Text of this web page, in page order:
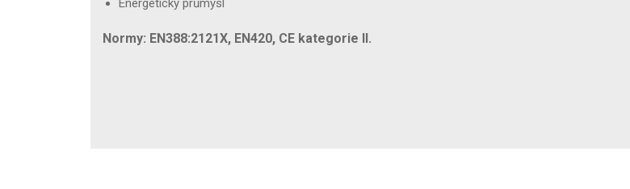
Normy: EN388:2121X, EN420, CE kategorie II.